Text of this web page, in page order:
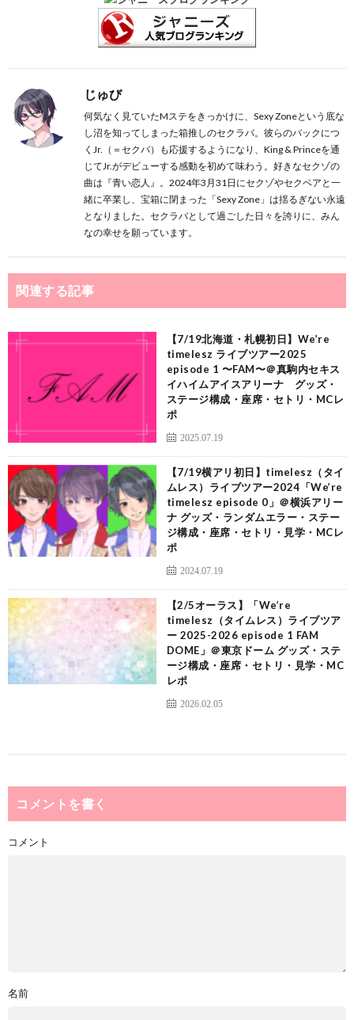
じゅび
何気なく見ていたMステをきっかけに、Sexy Zoneという底な
し沼を知ってしまった箱推しのセクラバ。彼らのバックにつ
くJr.（＝セクバ）も応援するようになり、King & Princeを通
じてJr.がデビューする感動を初めて味わう。好きなセクゾの
曲は『青い恋人』。2024年3月31日にセクゾやセクベアと一
緒に卒業し、宝箱に閉まった「Sexy Zone」は揺るぎない永遠
となりました。セクラバとして過ごした日々を誇りに、みん
なの幸せを願っています。
関連する記事
【7/19北海道・札幌初日】We’re
timelesz ライブツアー2025
episode 1 〜FAM〜＠真駒内セキス
イハイムアイスアリーナ グッズ・
ステージ構成・座席・セトリ・MCレ
ポ
2025.07.19
【7/19横アリ初日】timelesz（タイ
ムレス）ライブツアー2024「We’re
timelesz episode 0」＠横浜アリー
ナ グッズ・ランダムエラー・ステー
ジ構成・座席・セトリ・見学・MCレ
ポ
2024.07.19
【2/5オーラス】「We’re
timelesz（タイムレス）ライブツア
ー 2025-2026 episode 1 FAM
DOME」＠東京ドーム グッズ・ステ
ージ構成・座席・セトリ・見学・MC
レポ
2026.02.05
コメントを書く
コメント
名前